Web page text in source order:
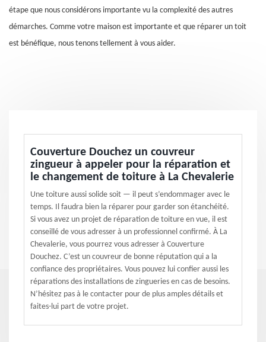
étape que nous considérons importante vu la complexité des autres
démarches. Comme votre maison est importante et que réparer un toit
est bénéfique, nous tenons tellement à vous aider.
Couverture Douchez un couvreur
zingueur à appeler pour la réparation et
le changement de toiture à La Chevalerie
Une toiture aussi solide soit — il peut s’endommager avec le
temps. Il faudra bien la réparer pour garder son étanchéité.
Si vous avez un projet de réparation de toiture en vue, il est
conseillé de vous adresser à un professionnel confirmé. À La
Chevalerie, vous pourrez vous adresser à Couverture
Douchez. C’est un couvreur de bonne réputation qui a la
confiance des propriétaires. Vous pouvez lui confier aussi les
réparations des installations de zingueries en cas de besoins.
N’hésitez pas à le contacter pour de plus amples détails et
faites-lui part de votre projet.